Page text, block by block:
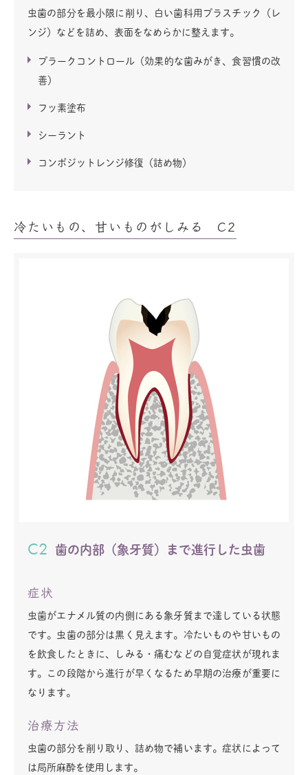
虫歯の部分を最小限に削り、白い歯科用プラスチック（レ
ンジ）などを詰め、表面をなめらかに整えます。
プラークコントロール（効果的な歯みがき、食習慣の改
善）
フッ素塗布
シーラント
コンポジットレンジ修復（詰め物）
冷たいもの、甘いものがしみる C2
C2 歯の内部（象牙質）まで進行した虫歯
症状
虫歯がエナメル質の内側にある象牙質まで達している状態
です。虫歯の部分は黒く見えます。冷たいものや甘いもの
を飲食したときに、しみる・痛むなどの自覚症状が現れま
す。この段階から進行が早くなるため早期の治療が重要に
なります。
治療方法
虫歯の部分を削り取り、詰め物で補います。症状によって
は局所麻酔を使用します。